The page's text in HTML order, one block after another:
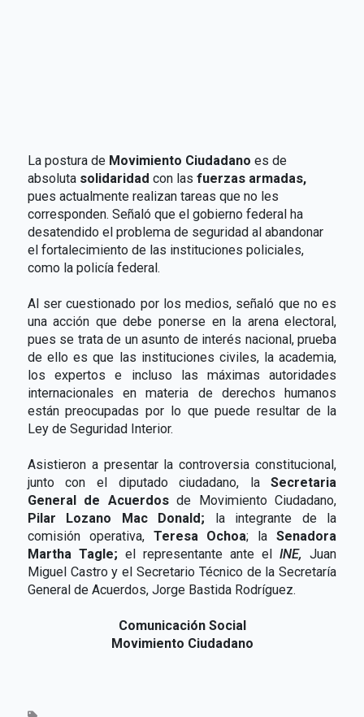
La postura de Movimiento Ciudadano es de
absoluta solidaridad con las fuerzas armadas,
pues actualmente realizan tareas que no les
corresponden. Señaló que el gobierno federal ha
desatendido el problema de seguridad al abandonar
el fortalecimiento de las instituciones policiales,
como la policía federal.
Al ser cuestionado por los medios, señaló que no es
una acción que debe ponerse en la arena electoral,
pues se trata de un asunto de interés nacional, prueba
de ello es que las instituciones civiles, la academia,
los expertos e incluso las máximas autoridades
internacionales en materia de derechos humanos
están preocupadas por lo que puede resultar de la
Ley de Seguridad Interior.
Asistieron a presentar la controversia constitucional,
junto con el diputado ciudadano, laSecretaria
General de Acuerdosde Movimiento Ciudadano,
Pilar Lozano Mac Donald; la integrante de la
comisión operativa, Teresa Ochoa; laSenadora
Martha Tagle; el representante ante elINE, Juan
Miguel Castro y el Secretario Técnico de la Secretaría
General de Acuerdos, Jorge Bastida Rodríguez.
Comunicación Social
Movimiento Ciudadano